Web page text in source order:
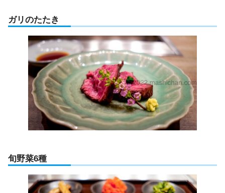
ガリのたたき
旬野菜6種